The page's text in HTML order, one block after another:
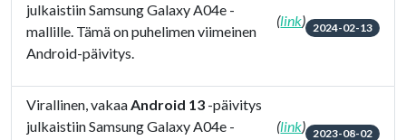
julkaistiin Samsung Galaxy A04e -
mallille. Tämä on puhelimen viimeinen
Android-päivitys.
(link) 2024-02-13
Virallinen, vakaaAndroid 13 -päivitys
julkaistiin Samsung Galaxy A04e -
(link) 2023-08-02